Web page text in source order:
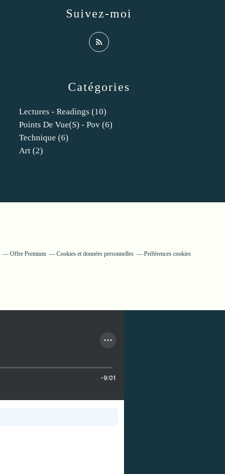
Catégories
Lectures - Readings (10)
Points De Vue(s) - Pov (6)
Technique (6)
Art (2)
Suivez-moi
Offre Premium Cookies et données personnelles Préférences cookies
-9:01